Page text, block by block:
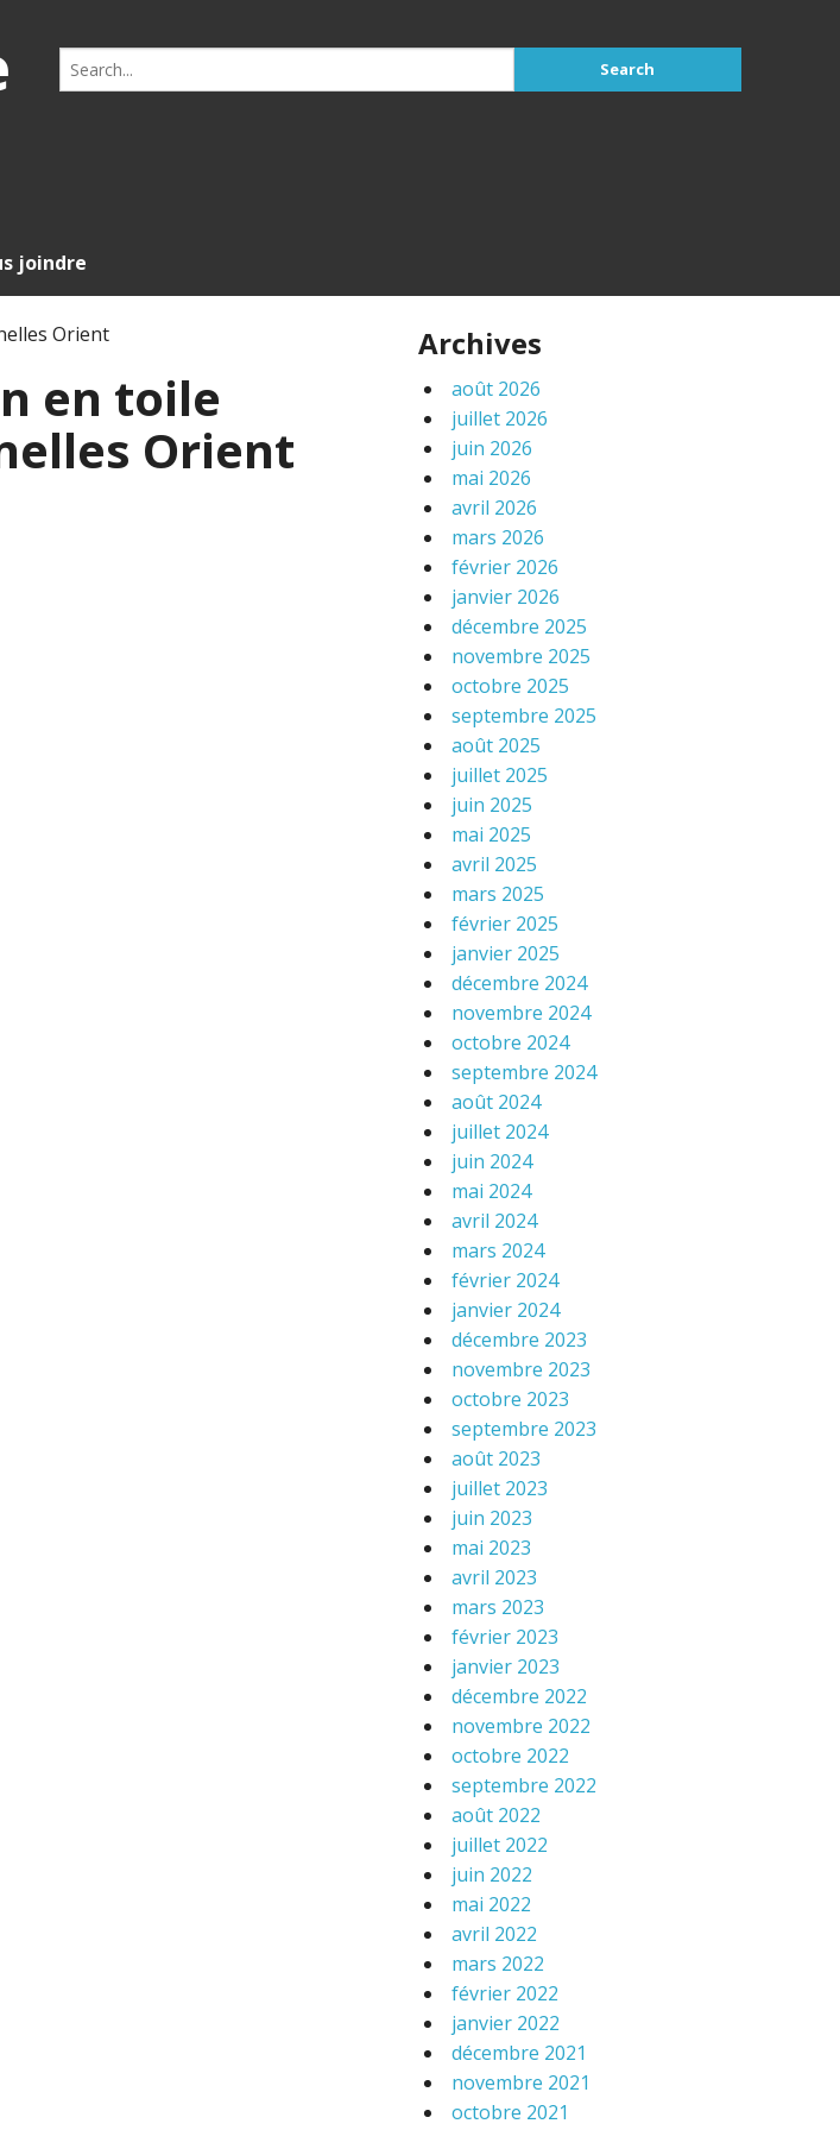
Search
for:
joindre
Orient
en toile
Orient
Archives
août 2026
juillet 2026
juin 2026
mai 2026
avril 2026
mars 2026
février 2026
janvier 2026
décembre 2025
novembre 2025
octobre 2025
septembre 2025
août 2025
juillet 2025
juin 2025
mai 2025
avril 2025
mars 2025
février 2025
janvier 2025
décembre 2024
novembre 2024
octobre 2024
septembre 2024
août 2024
juillet 2024
juin 2024
mai 2024
avril 2024
mars 2024
février 2024
janvier 2024
décembre 2023
novembre 2023
octobre 2023
septembre 2023
août 2023
juillet 2023
juin 2023
mai 2023
avril 2023
mars 2023
février 2023
janvier 2023
décembre 2022
novembre 2022
octobre 2022
septembre 2022
août 2022
juillet 2022
juin 2022
mai 2022
avril 2022
mars 2022
février 2022
janvier 2022
décembre 2021
novembre 2021
octobre 2021